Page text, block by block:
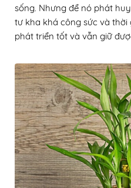
sống. Nhưng để nó phát
tư kha khá công sức và
phát triển tốt và vẫn giữ